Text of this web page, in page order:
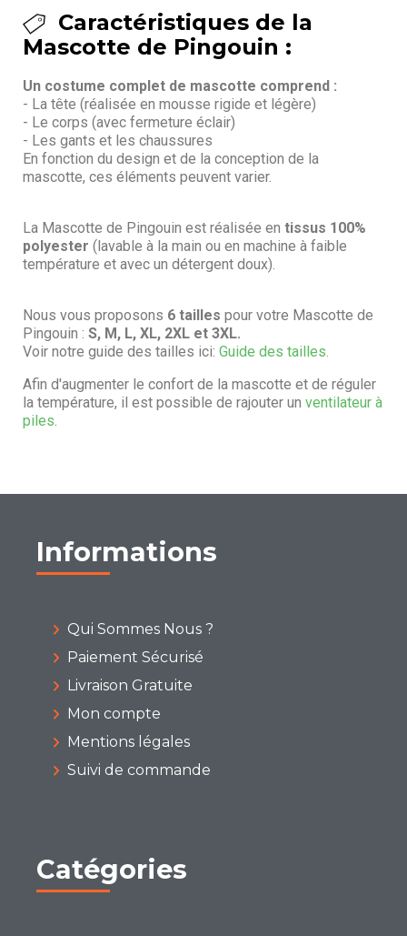
Caractéristiques de la
Mascotte de Pingouin :
Un costume complet de mascotte comprend :
- La tête (réalisée en mousse rigide et légère)
- Le corps (avec fermeture éclair)
- Les gants et les chaussures
En fonction du design et de la conception de la
mascotte, ces éléments peuvent varier.
La Mascotte de Pingouin est réalisée en tissus 100%
polyester (lavable à la main ou en machine à faible
température et avec un détergent doux).
Nous vous proposons 6 tailles pour votre Mascotte de
Pingouin : S, M, L, XL, 2XL et 3XL.
Voir notre guide des tailles ici: Guide des tailles.
Afin d'augmenter le confort de la mascotte et de réguler
la température, il est possible de rajouter un ventilateur à
piles.
Informations
Qui Sommes Nous ?
Paiement Sécurisé
Livraison Gratuite
Mon compte
Mentions légales
Suivi de commande
Catégories